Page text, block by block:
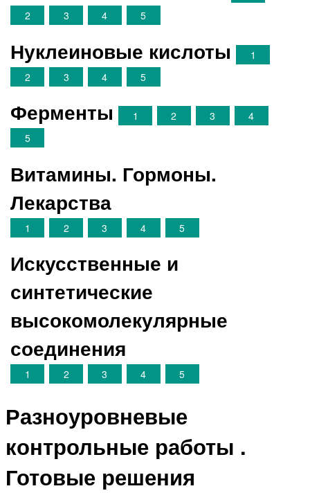
2
3 4 5
Нуклеиновые кислоты
1
2
3 4 5
Ферменты 1 2 3
4
5
Витамины. Гормоны.
Лекарства
1 2 3 4 5
Искусственные и
синтетические
высокомолекулярные
соединения
1 2 3 4 5
Разноуровневые
контрольные работы .
Готовые решения